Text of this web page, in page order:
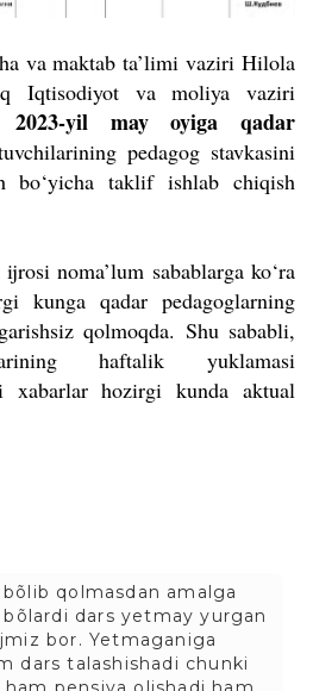
va maktab ta’limi vaziri Hilola
Iqtisodiyot va moliya vaziri
2023-yil may oyiga qadar
pedagog stavkasini
bo‘yicha taklif ishlab chiqish
noma’lum sabablarga ko‘ra
kunga qadar pedagoglarning
qolmoqda. Shu sababli,
haftalik yuklamasi
xabarlar hozirgi kunda aktual
qolmasdan amalga
dars yetmay yurgan
bor. Yetmaganiga
dars talashishadi chunki